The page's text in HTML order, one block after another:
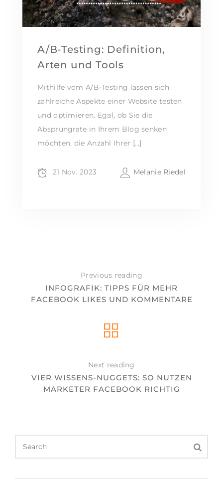
A/B-Testing: Definition,
Arten und Tools
Mithilfe vom A/B-Testing lassen sich
zahlreiche Aspekte einer Website testen
und optimieren. Egal, ob Sie die
Absprungrate in Ihrem Blog senken
möchten, die Anzahl Ihrer […]
21 Nov. 2023 Melanie Riedel
Previous reading
INFOGRAFIK: TIPPS FÜR MEHR
FACEBOOK LIKES UND KOMMENTARE
Next reading
VIER WISSENS-NUGGETS: SO NUTZEN
MARKETER FACEBOOK RICHTIG